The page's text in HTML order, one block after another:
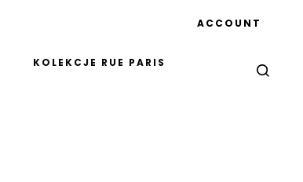
KOLEKCJE RUE PARIS
ACCOUNT